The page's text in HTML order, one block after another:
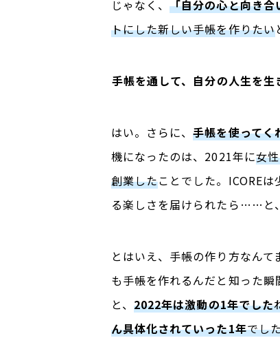
じゃなく、「自分の心と向き
トにした新しい手帳を作りたい
――手帳を通して、自分の人生を生
はい。さらに、手帳を使ってく
機になったのは、 2021年に女
創業したことでした。 ICOREは
る楽しさを届けられたら……と
とはいえ、手帳の作り方なん
も手帳を作れるんだと知った
と、2022年は激動の1年でした
ん具体化されていった1年でし